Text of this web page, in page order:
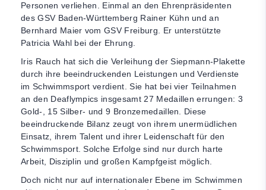
Personen verliehen. Einmal an den Ehrenpräsidenten
des GSV Baden-Württemberg Rainer Kühn und an
Bernhard Maier vom GSV Freiburg. Er unterstützte
Patricia Wahl bei der Ehrung.
Iris Rauch hat sich die Verleihung der Siepmann-Plakette
durch ihre beeindruckenden Leistungen und Verdienste
im Schwimmsport verdient. Sie hat bei vier Teilnahmen
an den Deaflympics insgesamt 27 Medaillen errungen: 3
Gold-, 15 Silber- und 9 Bronzemedaillen. Diese
beeindruckende Bilanz zeugt von ihrem unermüdlichen
Einsatz, ihrem Talent und ihrer Leidenschaft für den
Schwimmsport. Solche Erfolge sind nur durch harte
Arbeit, Disziplin und großen Kampfgeist möglich.
Doch nicht nur auf internationaler Ebene im Schwimmen